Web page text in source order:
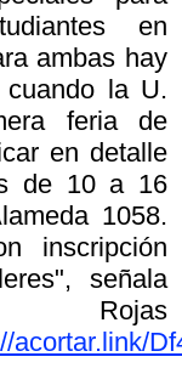
en
ambas hay
cuando la U.
feria de
en detalle
de 10 a 16
1058.
inscripción
señala
acortar.link/